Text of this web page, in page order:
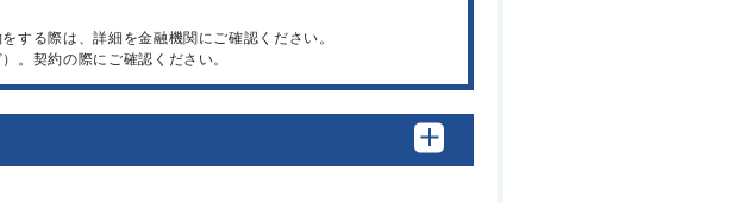
する際は、詳細を金融機関にご確認ください。
。契約の際にご確認ください。